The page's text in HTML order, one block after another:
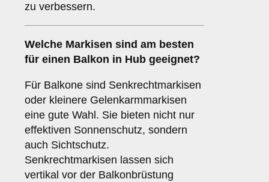
zu verbessern.
Welche Markisen sind am besten
für einen Balkon in Hub geeignet?
Für Balkone sind Senkrechtmarkisen
oder kleinere Gelenkarmmarkisen
eine gute Wahl. Sie bieten nicht nur
effektiven Sonnenschutz, sondern
auch Sichtschutz.
Senkrechtmarkisen lassen sich
vertikal vor der Balkonbrüstung